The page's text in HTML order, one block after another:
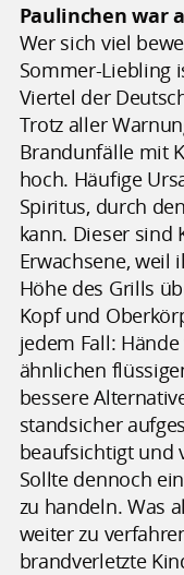
Paulinchen war
Wer sich viel
Sommer-Liebling
Viertel der
Trotz aller
Brandunfälle mit
hoch. Häufige
Spiritus, durch
kann. Dieser sind
Erwachsene,
Höhe des Grills
Kopf und
jedem Fall:
ähnlichen
bessere
standsicher
beaufsichtigt und
Sollte dennoch
zu handeln. Was
weiter zu
brandverletzte